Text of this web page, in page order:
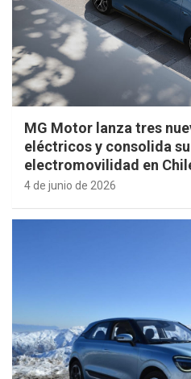
MG Motor lanza tres
eléctricos y consolida
electromovilidad en
4 de junio de 2026